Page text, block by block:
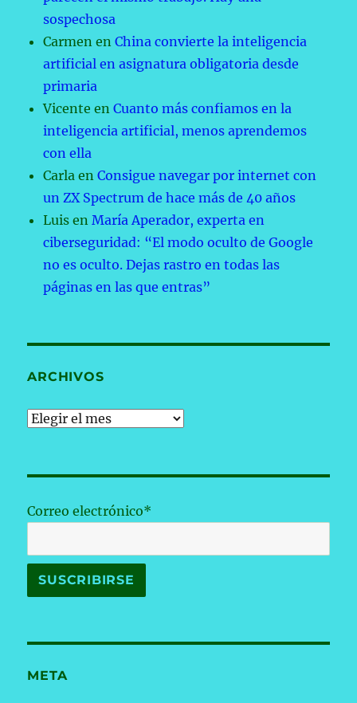
sospechosa
Carmen enChina convierte la inteligencia
artificial en asignatura obligatoria desde
primaria
Vicente enCuanto más confiamos en la
inteligencia artificial, menos aprendemos
con ella
Carla enConsigue navegar por internet con
un ZX Spectrum de hace más de 40 años
Luis enMaría Aperador, experta en
ciberseguridad: “El modo oculto de Google
no es oculto. Dejas rastro en todas las
páginas en las que entras”
ARCHIVOS
Archivos
Correo electrónico*
META